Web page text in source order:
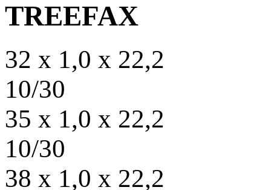
TREEFAX
32 x 1,0 x 22,2
10/30
35 x 1,0 x 22,2
10/30
38 x 1,0 x 22,2